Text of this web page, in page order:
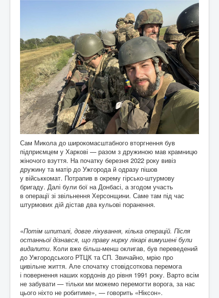
Сам Микола до широкомасштабного вторгнення був
підприємцем у Харкові — разом з дружиною мав крамницю
жіночого взуття. На початку березня 2022 року вивіз
дружину та матір до Ужгорода й одразу пішов
у військкомат. Потрапив в окрему гірсько-штурмову
бригаду. Далі були бої на Донбасі, а згодом участь
в операції зі звільнення Херсонщини. Саме там під час
штурмових дій дістав два кульові поранення.
«Потім шпиталі, довге лікування, кілька операцій. Після
останньої дізнався, що праву нирку лікарі вимушені були
видалити. Коли вже більш-менш оклигав, був переведений
до Ужгородського РТЦК та СП. Звичайно, мрію про
цивільне життя. Але спочатку стовідсоткова перемога
і повернення наших кордонів до рівня 1991 року. Варто всім
не забувати — тільки ми можемо перемогти ворога, за нас
цього ніхто не робитиме», — говорить «Ніксон».